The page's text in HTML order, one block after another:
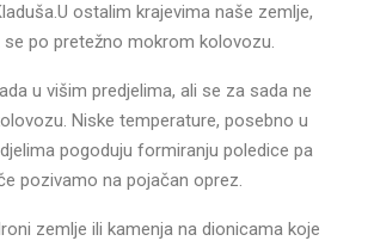
ostalim krajevima naše zemlje,
se po pretežno mokrom kolovozu.
u višim predjelima, ali se za sada ne
Niske temperature, posebno u
pogoduju formiranju poledice pa
pozivamo na pojačan oprez.
zemlje ili kamenja na dionicama koje